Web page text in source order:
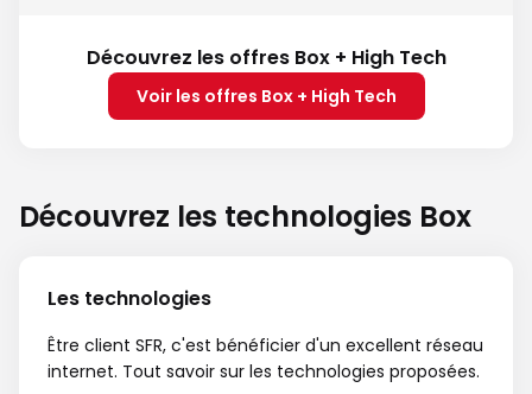
Découvrez les offres Box + High Tech
Voir les offres Box + High Tech
Découvrez les technologies Box
Les technologies
Être client SFR, c'est bénéficier d'un excellent réseau
internet. Tout savoir sur les technologies proposées.